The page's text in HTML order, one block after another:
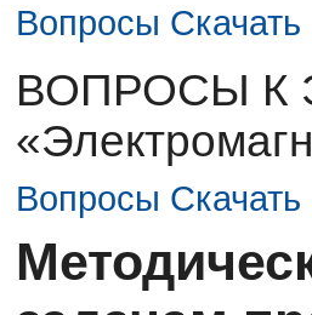
Вопросы Скачать
ВОПРОСЫ К
Вопросы Скачать